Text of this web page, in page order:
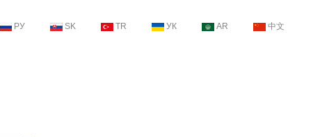
РУ SK TR УК AR 中文